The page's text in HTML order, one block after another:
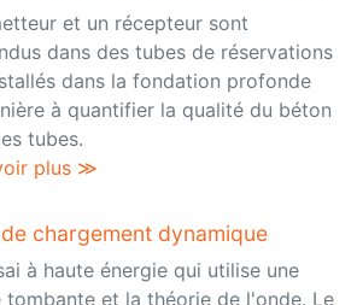
et un récepteur sont
dans des tubes de réservations
dans la fondation profonde
à quantifier la qualité du béton
tubes.
plus ≫
chargement dynamique
à haute énergie qui utilise une
tombante et la théorie de l'onde. Le